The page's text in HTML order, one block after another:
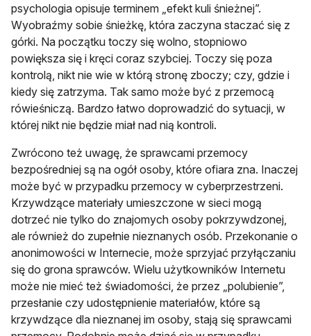
psychologia opisuje terminem „efekt kuli śnieżnej”.
Wyobraźmy so­bie śnieżkę, która zaczyna staczać się z
górki. Na początku toczy się wolno, stopniowo
powiększa się i kręci coraz szybciej. Toczy się poza
kontrolą, nikt nie wie w którą stronę zboczy; czy, gdzie i
kiedy się zatrzyma. Tak samo może być z przemocą
rówieśniczą. Bardzo łatwo doprowadzić do sytuacji, w
której nikt nie będzie miał nad nią kontroli.
Zwrócono też uwagę, że sprawcami przemocy
bezpośredniej są na ogół osoby, które ofiara zna. Inaczej
może być w przypadku przemocy w cyberprzestrzeni.
Krzywdzące materiały umieszczone w sieci mogą
dotrzeć nie tylko do znajomych osoby pokrzywdzonej,
ale również do zupełnie nieznanych osób. Przekonanie o
anonimowości w Internecie, może sprzyjać przyłączaniu
się do grona sprawców. Wie­lu użytkowników Internetu
może nie mieć też świadomości, że przez „polubienie”,
przesłanie czy udostępnienie materiałów, które są
krzywdzące dla nieznanej im osoby, stają się sprawcami